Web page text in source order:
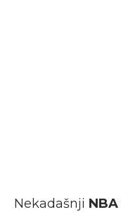
Nekadašnji NBA